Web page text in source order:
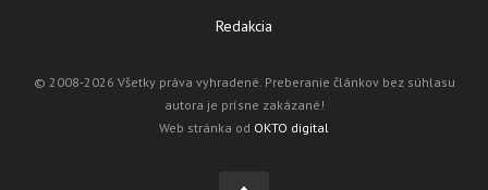
Redakcia
© 2008-2026 Všetky práva vyhradené. Preberanie článkov bez súhlasu
autora je prísne zakázané!
Web stránka od OKTO digital